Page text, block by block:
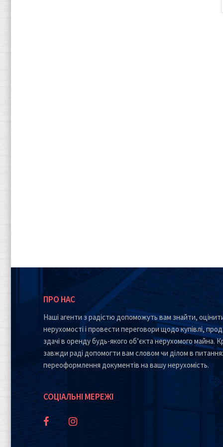
ПРО НАС
Наші агенти з радістю допоможуть вам знайти,
нерухомості і провести переговори щодо купівлі,
здачі в оренду будь-якого об’єкта нерухомого майна.
завжди раді допомогти вам словом чи ділом в
переоформлення документів на вашу нерухомість.
СОЦІАЛЬНІ МЕРЕЖІ